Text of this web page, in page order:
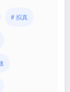
# 拟真